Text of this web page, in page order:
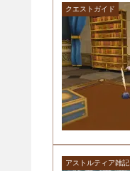
クエストガイド
アストルティア雑記